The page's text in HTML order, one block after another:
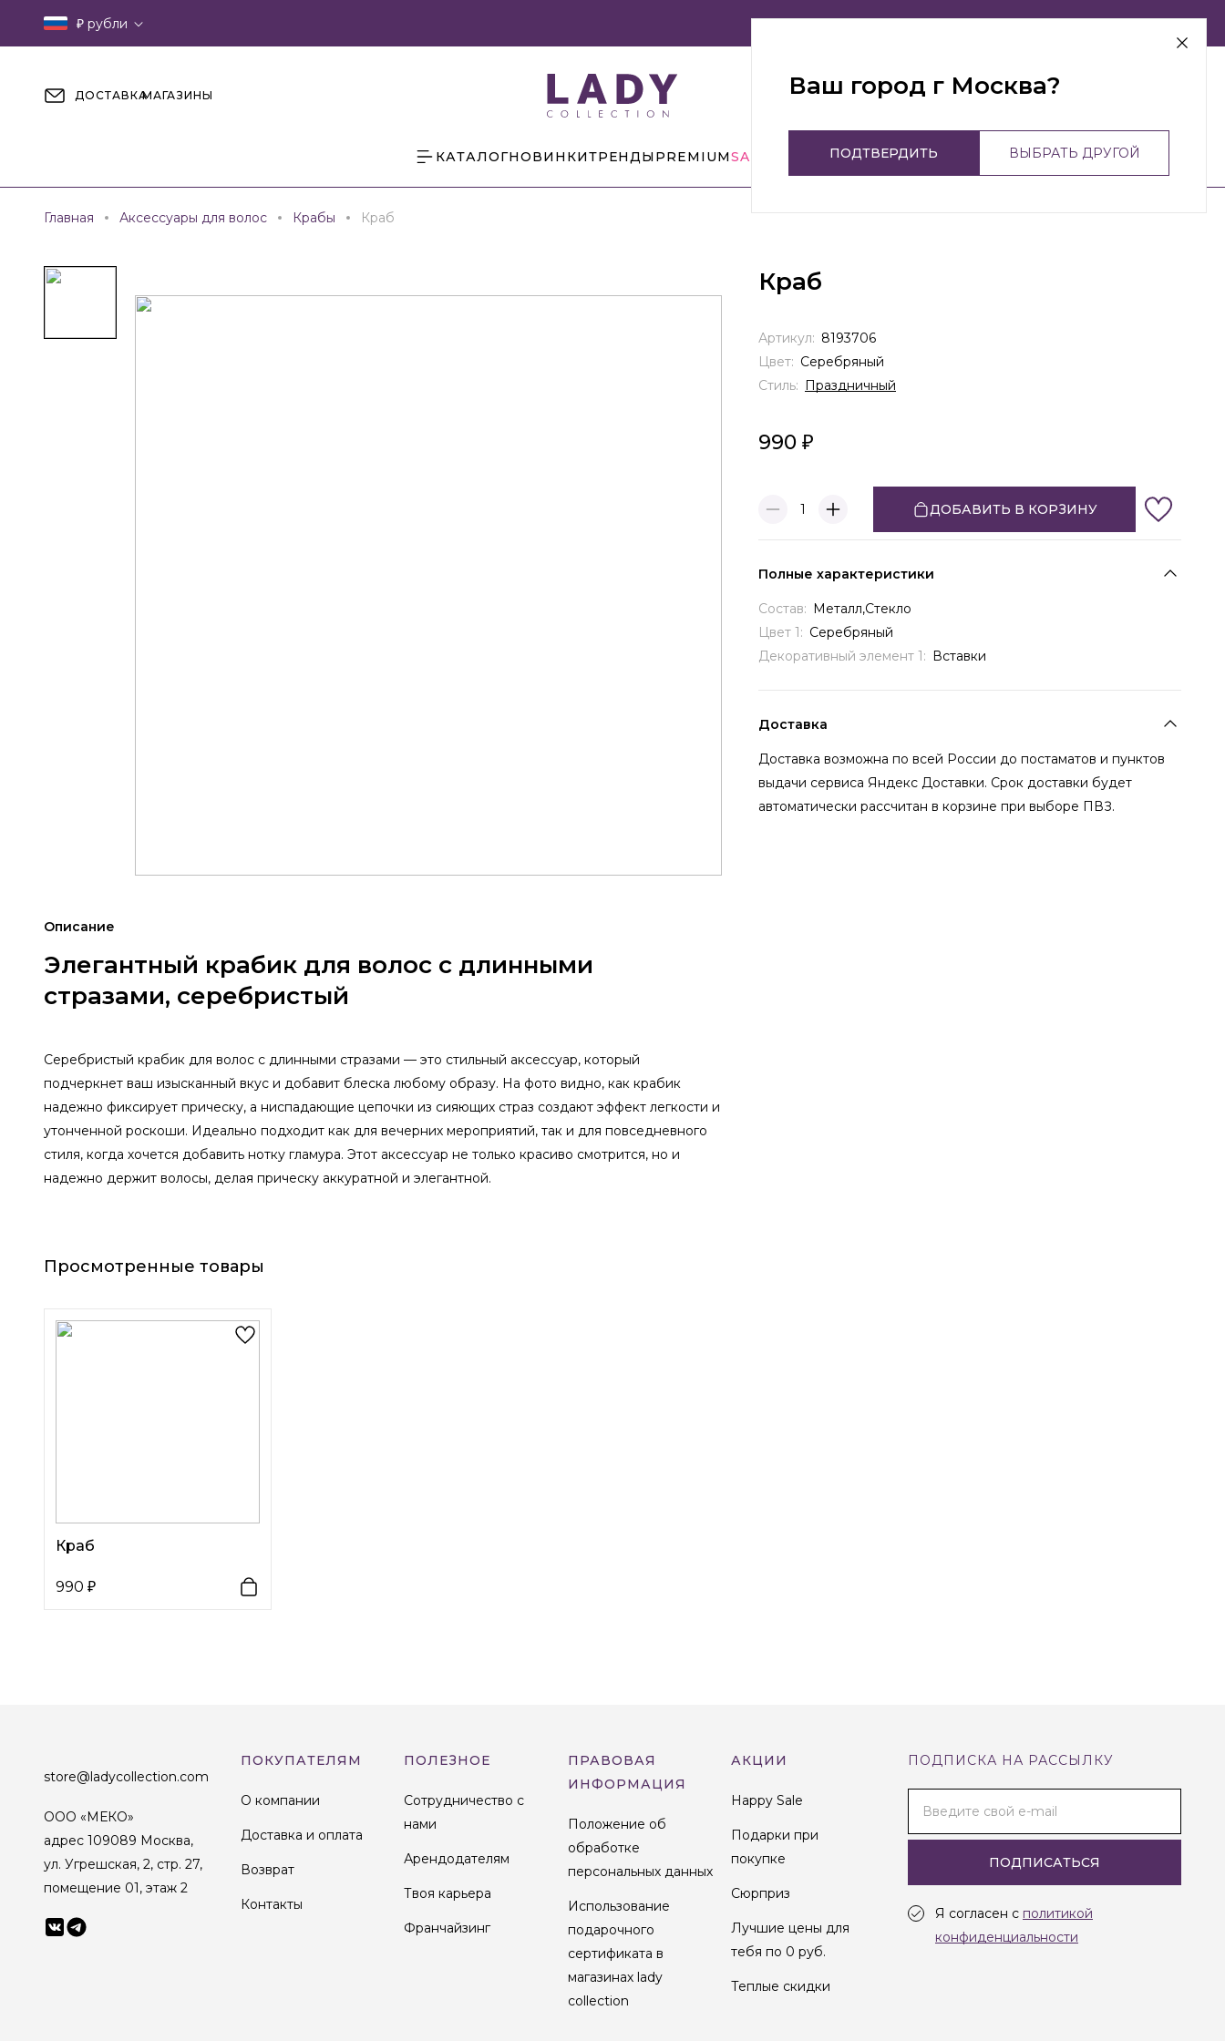
₽ рубли г Москва
ДОСТАВКАМАГАЗИНЫ
КАТАЛОГНОВИНКИТРЕНДЫ PREMIUMSALE
Главная Аксессуары для волос Крабы Краб
Описание
Элегантный крабик для волос с длинными
стразами, серебристый
Серебристый крабик для волос с длинными стразами — это стильный аксессуар, который
подчеркнет ваш изысканный вкус и добавит блеска любому образу. На фото видно, как крабик
надежно фиксирует прическу, а ниспадающие цепочки из сияющих страз создают эффект легкости и
утонченной роскоши. Идеально подходит как для вечерних мероприятий, так и для повседневного
стиля, когда хочется добавить нотку гламура. Этот аксессуар не только красиво смотрится, но и
надежно держит волосы, делая прическу аккуратной и элегантной.
Краб
990
1 ДОБАВИТЬ В КОРЗИНУ
Артикул: 8193706
Цвет: Серебряный
Стиль: Праздничный
Полные характеристики
Состав: Металл,Стекло
Цвет 1: Серебряный
Декоративный элемент 1: Вставки
Доставка
Доставка возможна по всей России до постаматов и пунктов
выдачи сервиса Яндекс Доставки. Срок доставки будет
автоматически рассчитан в корзине при выборе ПВЗ.
Просмотренные товары
Краб
990
ПОДПИСКА НА РАССЫЛКУ
Введите свой e-mail
ПОДПИСАТЬСЯ
Я согласен с политикой
конфиденциальности
store@ladycollection.com
ООО «МЕКО»
адрес 109089 Москва,
ул. Угрешская, 2, стр. 27,
помещение 01, этаж 2
ПОКУПАТЕЛЯМ
О компании
Доставка и оплата
Возврат
Контакты
ПОЛЕЗНОЕ
Сотрудничество с
нами
Арендодателям
Твоя карьера
Франчайзинг
ПРАВОВАЯ
ИНФОРМАЦИЯ
Положение об
обработке
персональных данных
Использование
подарочного
сертификата в
магазинах lady
collection
АКЦИИ
Happy Sale
Подарки при
покупке
Сюрприз
Лучшие цены для
тебя по 0 руб.
Теплые скидки
Ваш город г Москва?
ПОДТВЕРДИТЬ ВЫБРАТЬ ДРУГОЙ